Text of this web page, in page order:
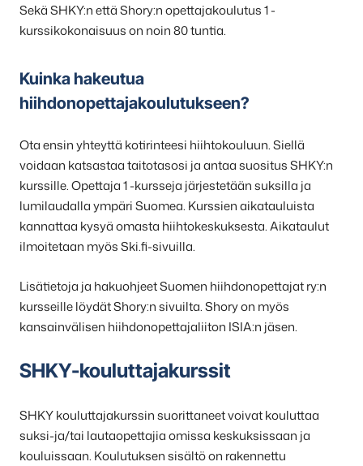
Sekä SHKY:n että Shory:n opettajakoulutus 1 -
kurssikokonaisuus on noin 80 tuntia.
Kuinka hakeutua
hiihdonopettajakoulutukseen?
Ota ensin yhteyttä kotirinteesi hiihtokouluun. Siellä
voidaan katsastaa taitotasosi ja antaa suositus SHKY:n
kurssille. Opettaja 1 -kursseja järjestetään suksilla ja
lumilaudalla ympäri Suomea. Kurssien aikatauluista
kannattaa kysyä omasta hiihtokeskuksesta. Aikataulut
ilmoitetaan myös Ski.fi-sivuilla.
Lisätietoja ja hakuohjeet Suomen hiihdonopettajat ry:n
kursseille löydät Shory:n sivuilta. Shory on myös
kansainvälisen hiihdonopettajaliiton ISIA:n jäsen.
SHKY-kouluttajakurssit
SHKY kouluttajakurssin suorittaneet voivat kouluttaa
suksi-ja/tai lautaopettajia omissa keskuksissaan ja
kouluissaan. Koulutuksen sisältö on rakennettu